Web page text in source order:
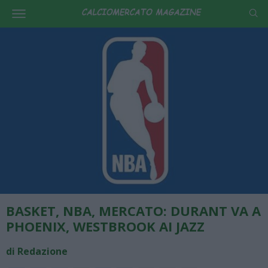
BASKET, NBA, MERCATO: DURANT VA A
PHOENIX, WESTBROOK AI JAZZ
di Redazione